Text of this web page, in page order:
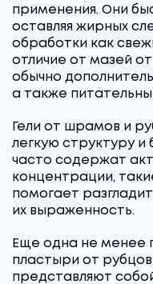
применения. Они
оставляя жирных
обработки как
отличие от мазей
обычно
а также
Гели от шрамов и
легкую структуру
часто содержат
концентрации,
помогает
их выраженность.
Еще одна не менее
пластыри от
представляют